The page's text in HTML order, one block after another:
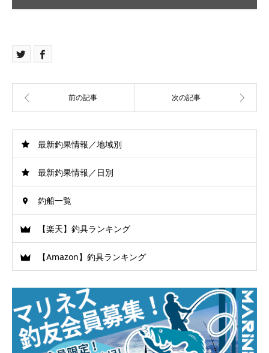
最新釣果情報／地域別
最新釣果情報／日別
釣船一覧
【楽天】釣具ランキング
【Amazon】釣具ランキング